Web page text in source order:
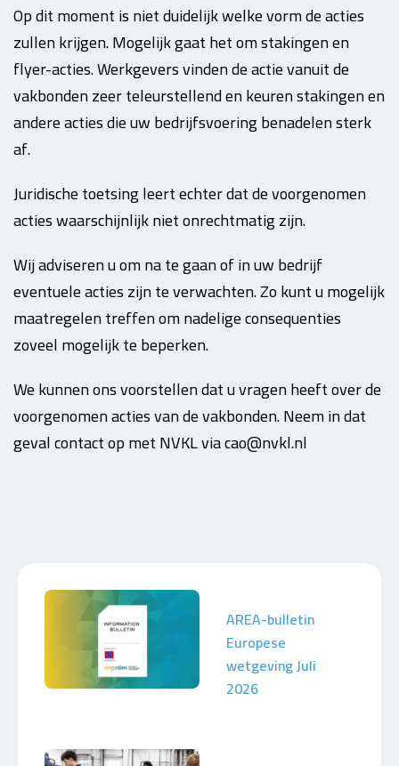
Op dit moment is niet duidelijk welke vorm de acties
zullen krijgen. Mogelijk gaat het om stakingen en
flyer-acties. Werkgevers vinden de actie vanuit de
vakbonden zeer teleurstellend en keuren stakingen en
andere acties die uw bedrijfsvoering benadelen sterk
af.
Juridische toetsing leert echter dat de voorgenomen
acties waarschijnlijk niet onrechtmatig zijn.
Wij adviseren u om na te gaan of in uw bedrijf
eventuele acties zijn te verwachten. Zo kunt u mogelijk
maatregelen treffen om nadelige consequenties
zoveel mogelijk te beperken.
We kunnen ons voorstellen dat u vragen heeft over de
voorgenomen acties van de vakbonden. Neem in dat
geval contact op met NVKL via cao@nvkl.nl
AREA-bulletin
Europese
wetgeving Juli
2026